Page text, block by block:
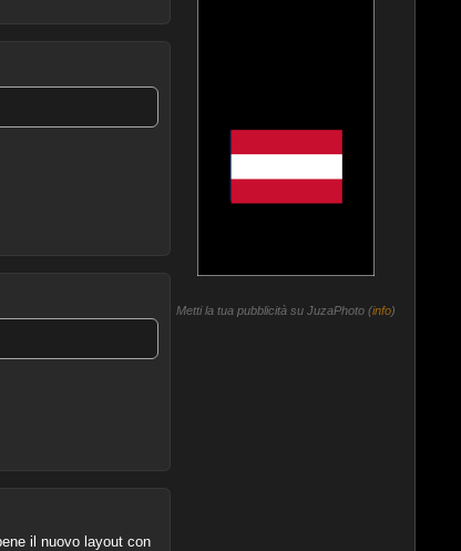
il nuovo layout con
Metti la tua pubblicità su JuzaPhoto (info)